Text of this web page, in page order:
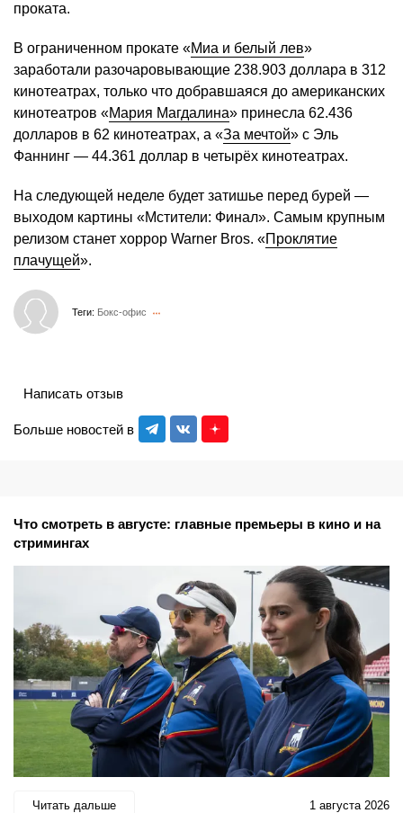
проката.
В ограниченном прокате «Миа и белый лев»
заработали разочаровывающие 238.903 доллара в 312
кинотеатрах, только что добравшаяся до американских
кинотеатров «Мария Магдалина» принесла 62.436
долларов в 62 кинотеатрах, а «За мечтой» с Эль
Фаннинг — 44.361 доллар в четырёх кинотеатрах.
На следующей неделе будет затишье перед бурей —
выходом картины «Мстители: Финал». Самым крупным
релизом станет хоррор Warner Bros. «Проклятие
плачущей».
Теги: Бокс-офис
Больше новостей в
Написать отзыв
Что смотреть в августе: главные премьеры в кино и на
стримингах
Читать дальше 1 августа 2026